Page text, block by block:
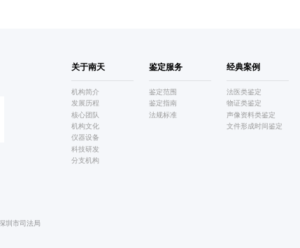
关于南天
机构简介
发展历程
核心团队
机构文化
仪器设备
科技研发
分支机构
鉴定服务
鉴定范围
鉴定指南
法规标准
经典案例
法医类鉴定
物证类鉴定
声像资料类鉴定
文件形成时间鉴定
圳市司法局